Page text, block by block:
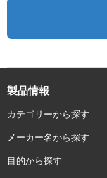
製品情報
カテゴリーから探す
メーカー名から探す
目的から探す